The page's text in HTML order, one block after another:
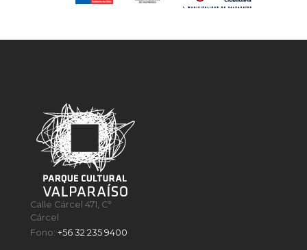
Calle Cárcel 471, C°
Cárcel
Fono:+56 32 235 9400